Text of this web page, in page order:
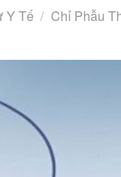
Y Tế / Chỉ Phẫu